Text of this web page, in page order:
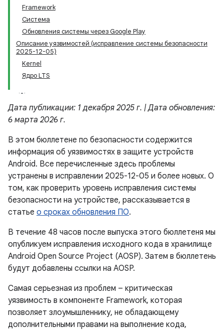
Framework
Система
Обновления системы через Google Play
Описание уязвимостей (исправление системы безопасности
2025-12-05)
Kernel
Ядро LTS
Дата публикации: 1 декабря 2025 г. | Дата обновления:
6 марта 2026 г.
В этом бюллетене по безопасности содержится
информация об уязвимостях в защите устройств
Android. Все перечисленные здесь проблемы
устранены в исправлении 2025-12-05 и более новых. О
том, как проверить уровень исправления системы
безопасности на устройстве, рассказывается в
статье о сроках обновления ПО.
В течение 48 часов после выпуска этого бюллетеня мы
опубликуем исправления исходного кода в хранилище
Android Open Source Project (AOSP). Затем в бюллетень
будут добавлены ссылки на AOSP.
Самая серьезная из проблем – критическая
уязвимость в компоненте Framework, которая
позволяет злоумышленнику, не обладающему
дополнительными правами на выполнение кода,